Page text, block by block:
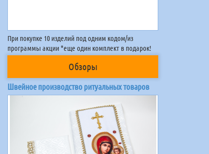
При покупке 10 изделий под одним кодом/из
программы акции *еще один комплект в подарок!
Обзоры
Швейное производство ритуальных товаров